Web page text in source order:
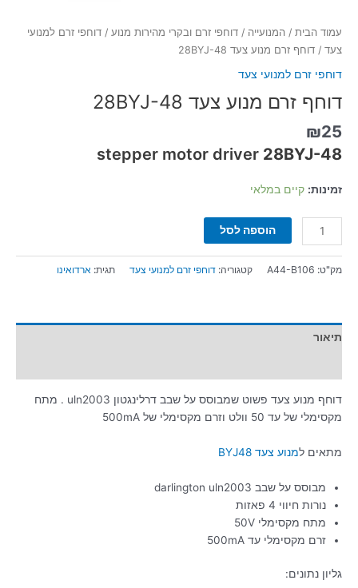
עמוד הבית / המנועייה / דוחפי זרם ובקרי מהירות מנוע / דוחפי זרם למנועי
צעד / דוחף זרם מנוע צעד 28BYJ-48
דוחפי זרם למנועי צעד
דוחף זרם מנוע צעד 28BYJ-48
₪25
stepper motor driver 28BYJ-48
זמינות: קיים במלאי
הוספה לסל
מק"ט: A44-B106 קטגוריה: דוחפי זרם למנועי צעד תגית: ארדואינו
תיאור
דוחף מנוע צעד פשוט שמבוסס על שבב דרלינגטון uln2003 . מתח
מקסימלי של עד 50 וולט וזרם מקסימלי של 500mA
מתאים למנוע צעד BYJ48
מבוסס על שבב darlington uln2003
נורות חיווי 4 פאזות
מתח מקסימלי 50V
זרם מקסימלי עד 500mA
גליון נתונים: